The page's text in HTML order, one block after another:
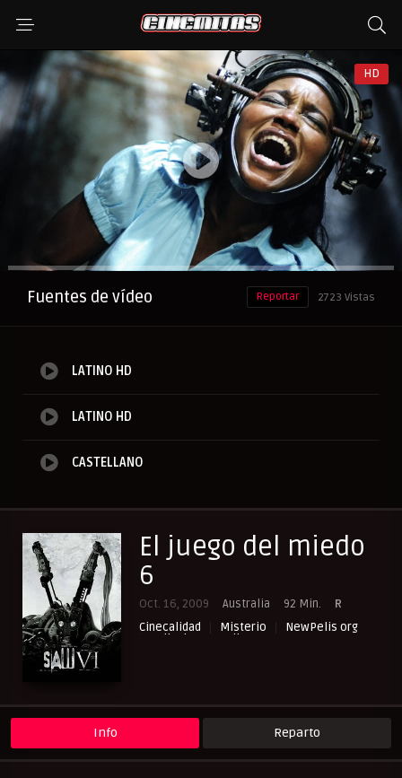
HD
Anuncio
Fuentes de vídeo 2723 Vistas
Reportar
LATINO HD
LATINO HD
CASTELLANO
El juego del miedo
6
Oct. 16, 2009 Australia 92 Min.
R
Cinecalidad
Misterio
NewPelis org
Peliculas Castellano
Info Reparto